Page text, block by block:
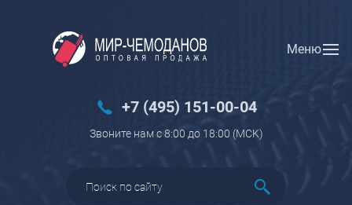
Меню
+7 (495) 151-00-04
Звоните нам с 8:00 до 18:00 (МCK)
Вход Регистрация
Багаж
Чемоданы
Чемоданы детские